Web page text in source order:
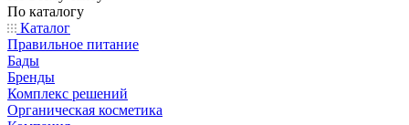
По каталогу
Каталог
Правильное питание
Бады
Бренды
Комплекс решений
Органическая косметика